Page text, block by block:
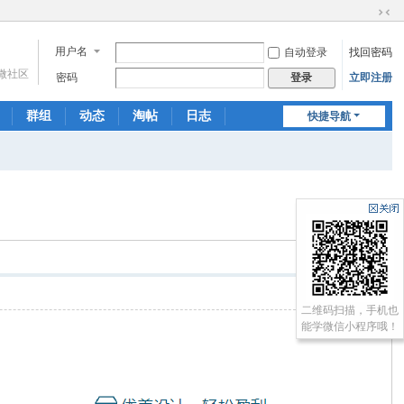
换
到
窄
用户名 自动登录
找回密码
密码
登录 立即注册
社区
快捷导航
群组 动态 淘帖
日志
返回列表
二维码扫描，手机也
能学微信小程序哦！